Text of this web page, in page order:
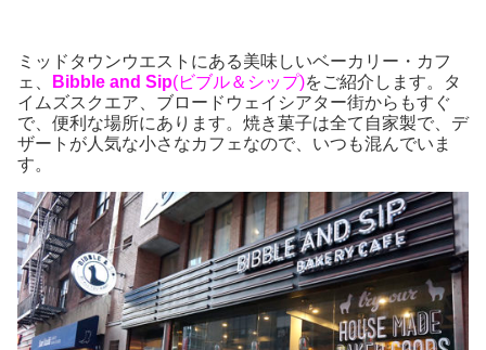
ミッドタウンウエストにある美味しいベーカリー・カフ
ェ、
Bibble and Sip(ビブル＆シップ)をご紹介します。タ
イムズスクエア、ブロードウェイシアター街からもすぐ
で、便利な場所にあります。焼き菓子は全て自家製で、デ
ザートが人気な小さなカフェなので、いつも混んでいま
す。